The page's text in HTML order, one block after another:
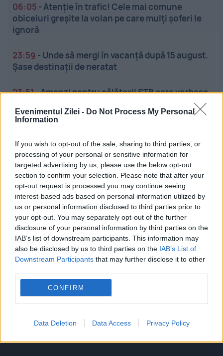
Evenimentul Zilei - Do Not Process My Personal
Information
If you wish to opt-out of the sale, sharing to third parties, or
processing of your personal or sensitive information for
targeted advertising by us, please use the below opt-out
section to confirm your selection. Please note that after your
opt-out request is processed you may continue seeing
interest-based ads based on personal information utilized by
us or personal information disclosed to third parties prior to
your opt-out. You may separately opt-out of the further
disclosure of your personal information by third parties on the
IAB’s list of downstream participants. This information may
also be disclosed by us to third parties on the IAB’s List of
Downstream Participants that may further disclose it to other
CONFIRM
Data Deletion Data Access Privacy Policy
06:05 -Atenție în trafic! Cele mai comune
obiceiuri greșite la volan pe care mulți șoferi le
ignoră
23:59 - Unde să mergi în vacanță după 15 august.
Șase destinații de neratat
23:51-Amenzi pentru călătorii STB care vorbesc
pe speaker sau ascultă muzică fără căști. Ce se
întâmplă la Metrorex
Cel mai bun portal de stiri!
Evenimentul Zilei este o publicație multimedia, dedicată
celor care apreciază știrile corecte, obiective și
relevante din toate domeniile de activitate
Linkuri utile